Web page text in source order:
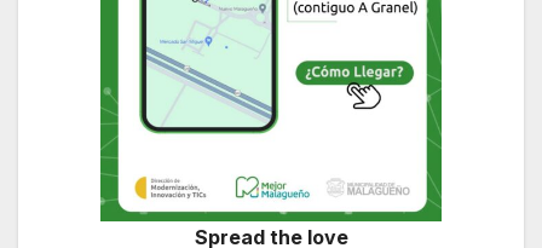
Spread the love